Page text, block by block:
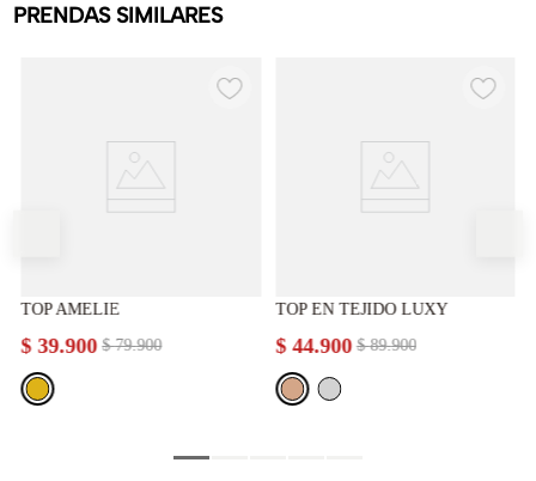
PRENDAS SIMILARES
TOP AMELIE
$ 79.900
$ 39.900
TOP EN TEJIDO LUXY
$ 89.900
$ 44.900